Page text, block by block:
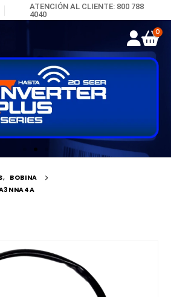
ATENCIÓN AL CLIENTE: 800 788
4040
0
, BOBINA